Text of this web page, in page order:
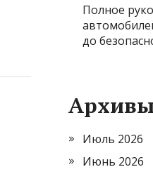
Полное
до
Архивы
Июль 2026
Июнь 2026